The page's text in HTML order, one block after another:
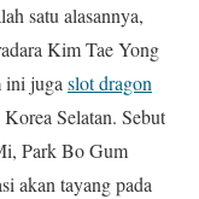
satu alasannya,
Kim Tae Yong
ini juga slot dragon
Selatan. Sebut
Park Bo Gum
akan tayang pada